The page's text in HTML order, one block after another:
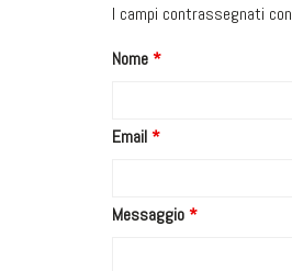
I campi contrassegnati con
Nome*
Email*
Messaggio*